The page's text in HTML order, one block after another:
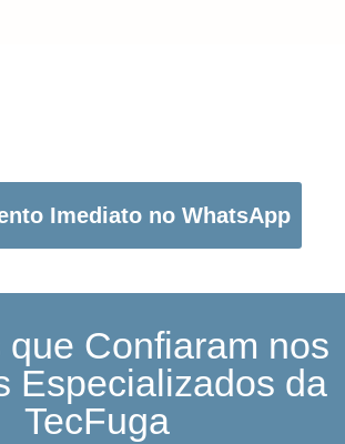
Imediato no WhatsApp
Confiaram nos
Especializados da
TecFuga